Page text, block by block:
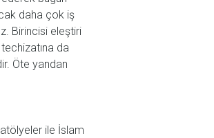
daha çok iş
Birincisi eleştiri
da
Öte yandan
ile İslam